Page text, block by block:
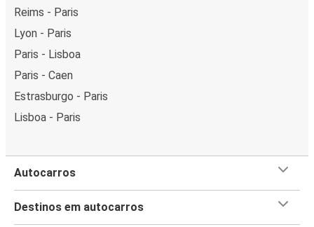
Reims - Paris
Lyon - Paris
Paris - Lisboa
Paris - Caen
Estrasburgo - Paris
Lisboa - Paris
Autocarros
Destinos em autocarros